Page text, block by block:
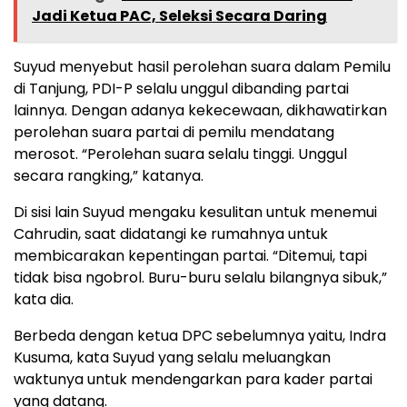
Jadi Ketua PAC, Seleksi Secara Daring
Suyud menyebut hasil perolehan suara dalam Pemilu
di Tanjung, PDI-P selalu unggul dibanding partai
lainnya. Dengan adanya kekecewaan, dikhawatirkan
perolehan suara partai di pemilu mendatang
merosot. “Perolehan suara selalu tinggi. Unggul
secara rangking,” katanya.
Di sisi lain Suyud mengaku kesulitan untuk menemui
Cahrudin, saat didatangi ke rumahnya untuk
membicarakan kepentingan partai. “Ditemui, tapi
tidak bisa ngobrol. Buru-buru selalu bilangnya sibuk,”
kata dia.
Berbeda dengan ketua DPC sebelumnya yaitu, Indra
Kusuma, kata Suyud yang selalu meluangkan
waktunya untuk mendengarkan para kader partai
yang datang.